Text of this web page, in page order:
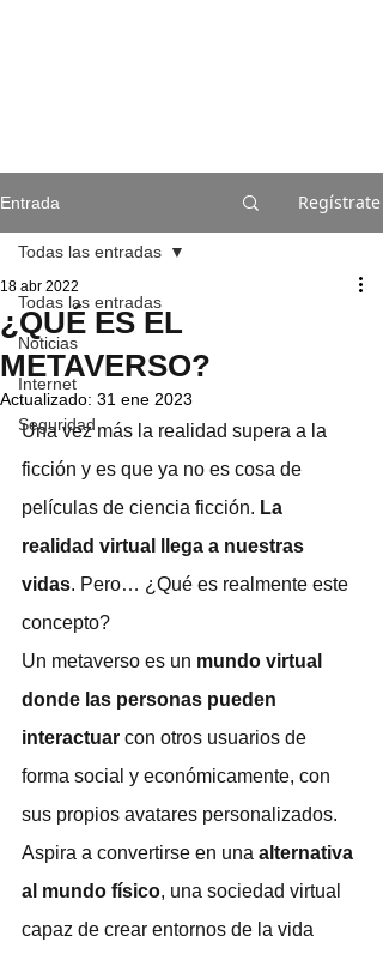
Entrada Regístrate
Todas las entradas
Noticias
Internet
Seguridad
Todas las entradas
¿QUÉ ES EL
METAVERSO?
18 abr 2022
Actualizado: 31 ene 2023
Una vez más la realidad supera a la
ficción y es que ya no es cosa de
películas de ciencia ficción. La
realidad virtual llega a nuestras
vidas. Pero… ¿Qué es realmente este
concepto?
Un metaverso es un mundo virtual
donde las personas pueden
interactuar con otros usuarios de
forma social y económicamente, con
sus propios avatares personalizados.
Aspira a convertirse en una alternativa
al mundo físico, una sociedad virtual
capaz de crear entornos de la vida